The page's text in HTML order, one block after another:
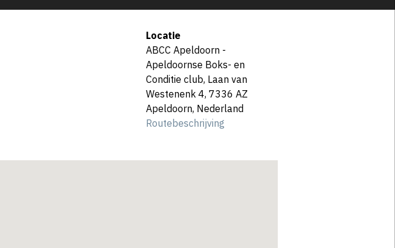
Locatie
ABCC Apeldoorn -
Apeldoornse Boks- en
Conditie club, Laan van
Westenenk 4, 7336 AZ
Apeldoorn, Nederland
Routebeschrijving